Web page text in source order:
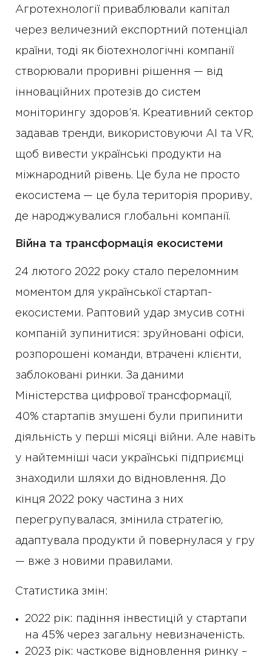
Агротехнології приваблювали капітал
через величезний експортний потенціал
країни, тоді як біотехнологічні компанії
створювали проривні рішення — від
інноваційних протезів до систем
моніторингу здоров’я. Креативний сектор
задавав тренди, використовуючи AI та VR,
щоб вивести українські продукти на
міжнародний рівень. Це була не просто
екосистема — це була територія прориву,
де народжувалися глобальні компанії.
Війна та трансформація екосистеми
24 лютого 2022 року стало переломним
моментом для української стартап-
екосистеми. Раптовий удар змусив сотні
компаній зупинитися: зруйновані офіси,
розпорошені команди, втрачені клієнти,
заблоковані ринки. За даними
Міністерства цифрової трансформації,
40% стартапів змушені були припинити
діяльність у перші місяці війни. Але навіть
у найтемніші часи українські підприємці
знаходили шляхи до відновлення. До
кінця 2022 року частина з них
перегрупувалася, змінила стратегію,
адаптувала продукти й повернулася у гру
— вже з новими правилами.
Статистика змін:
2022 рік: падіння інвестицій у стартапи
на 45% через загальну невизначеність.
2023 рік: часткове відновлення ринку –